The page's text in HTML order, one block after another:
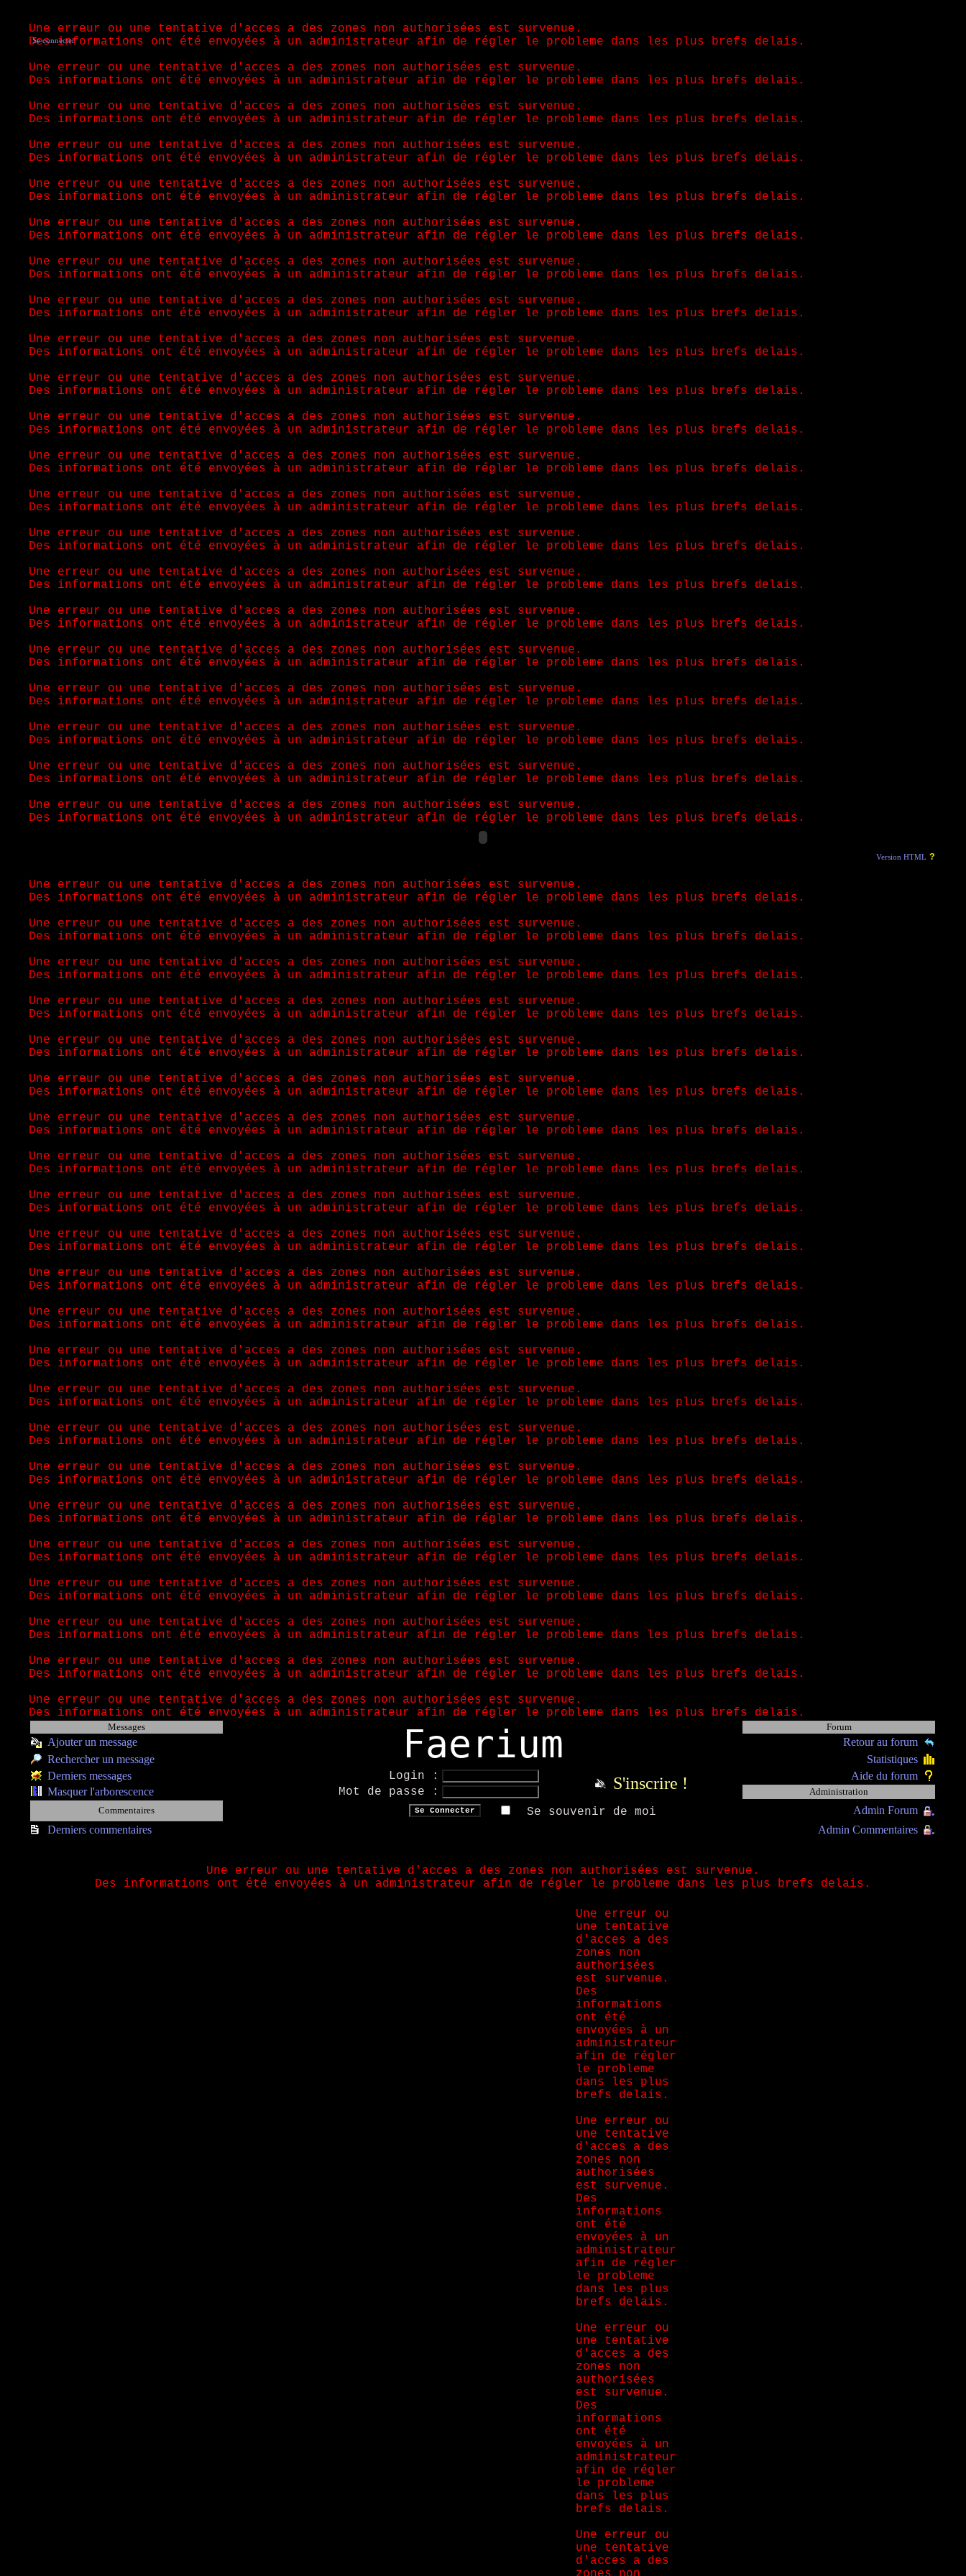
Une erreur ou une tentative d'acces a des zones non authorisées est survenue.
Des informations ont été envoyées à un administrateur afin de régler le probleme dans les plus brefs delais.
Une erreur ou une tentative d'acces a des zones non authorisées est survenue.
Des informations ont été envoyées à un administrateur afin de régler le probleme dans les plus brefs delais.
Une erreur ou une tentative d'acces a des zones non authorisées est survenue.
Des informations ont été envoyées à un administrateur afin de régler le probleme dans les plus brefs delais.
Une erreur ou une tentative d'acces a des zones non authorisées est survenue.
Des informations ont été envoyées à un administrateur afin de régler le probleme dans les plus brefs delais.
Une erreur ou une tentative d'acces a des zones non authorisées est survenue.
Des informations ont été envoyées à un administrateur afin de régler le probleme dans les plus brefs delais.
Une erreur ou une tentative d'acces a des zones non authorisées est survenue.
Des informations ont été envoyées à un administrateur afin de régler le probleme dans les plus brefs delais.
Une erreur ou une tentative d'acces a des zones non authorisées est survenue.
Des informations ont été envoyées à un administrateur afin de régler le probleme dans les plus brefs delais.
Une erreur ou une tentative d'acces a des zones non authorisées est survenue.
Des informations ont été envoyées à un administrateur afin de régler le probleme dans les plus brefs delais.
Une erreur ou une tentative d'acces a des zones non authorisées est survenue.
Des informations ont été envoyées à un administrateur afin de régler le probleme dans les plus brefs delais.
Une erreur ou une tentative d'acces a des zones non authorisées est survenue.
Des informations ont été envoyées à un administrateur afin de régler le probleme dans les plus brefs delais.
Une erreur ou une tentative d'acces a des zones non authorisées est survenue.
Des informations ont été envoyées à un administrateur afin de régler le probleme dans les plus brefs delais.
Une erreur ou une tentative d'acces a des zones non authorisées est survenue.
Des informations ont été envoyées à un administrateur afin de régler le probleme dans les plus brefs delais.
Une erreur ou une tentative d'acces a des zones non authorisées est survenue.
Des informations ont été envoyées à un administrateur afin de régler le probleme dans les plus brefs delais.
Une erreur ou une tentative d'acces a des zones non authorisées est survenue.
Des informations ont été envoyées à un administrateur afin de régler le probleme dans les plus brefs delais.
Une erreur ou une tentative d'acces a des zones non authorisées est survenue.
Des informations ont été envoyées à un administrateur afin de régler le probleme dans les plus brefs delais.
Une erreur ou une tentative d'acces a des zones non authorisées est survenue.
Des informations ont été envoyées à un administrateur afin de régler le probleme dans les plus brefs delais.
Une erreur ou une tentative d'acces a des zones non authorisées est survenue.
Des informations ont été envoyées à un administrateur afin de régler le probleme dans les plus brefs delais.
Une erreur ou une tentative d'acces a des zones non authorisées est survenue.
Des informations ont été envoyées à un administrateur afin de régler le probleme dans les plus brefs delais.
Une erreur ou une tentative d'acces a des zones non authorisées est survenue.
Des informations ont été envoyées à un administrateur afin de régler le probleme dans les plus brefs delais.
Une erreur ou une tentative d'acces a des zones non authorisées est survenue.
Des informations ont été envoyées à un administrateur afin de régler le probleme dans les plus brefs delais.
Une erreur ou une tentative d'acces a des zones non authorisées est survenue.
Des informations ont été envoyées à un administrateur afin de régler le probleme dans les plus brefs delais.
Se connecter
Version HTML ?
Une erreur ou une tentative d'acces a des zones non authorisées est survenue.
Des informations ont été envoyées à un administrateur afin de régler le probleme dans les plus brefs delais.
Une erreur ou une tentative d'acces a des zones non authorisées est survenue.
Des informations ont été envoyées à un administrateur afin de régler le probleme dans les plus brefs delais.
Une erreur ou une tentative d'acces a des zones non authorisées est survenue.
Des informations ont été envoyées à un administrateur afin de régler le probleme dans les plus brefs delais.
Une erreur ou une tentative d'acces a des zones non authorisées est survenue.
Des informations ont été envoyées à un administrateur afin de régler le probleme dans les plus brefs delais.
Une erreur ou une tentative d'acces a des zones non authorisées est survenue.
Des informations ont été envoyées à un administrateur afin de régler le probleme dans les plus brefs delais.
Une erreur ou une tentative d'acces a des zones non authorisées est survenue.
Des informations ont été envoyées à un administrateur afin de régler le probleme dans les plus brefs delais.
Une erreur ou une tentative d'acces a des zones non authorisées est survenue.
Des informations ont été envoyées à un administrateur afin de régler le probleme dans les plus brefs delais.
Une erreur ou une tentative d'acces a des zones non authorisées est survenue.
Des informations ont été envoyées à un administrateur afin de régler le probleme dans les plus brefs delais.
Une erreur ou une tentative d'acces a des zones non authorisées est survenue.
Des informations ont été envoyées à un administrateur afin de régler le probleme dans les plus brefs delais.
Une erreur ou une tentative d'acces a des zones non authorisées est survenue.
Des informations ont été envoyées à un administrateur afin de régler le probleme dans les plus brefs delais.
Une erreur ou une tentative d'acces a des zones non authorisées est survenue.
Des informations ont été envoyées à un administrateur afin de régler le probleme dans les plus brefs delais.
Une erreur ou une tentative d'acces a des zones non authorisées est survenue.
Des informations ont été envoyées à un administrateur afin de régler le probleme dans les plus brefs delais.
Une erreur ou une tentative d'acces a des zones non authorisées est survenue.
Des informations ont été envoyées à un administrateur afin de régler le probleme dans les plus brefs delais.
Une erreur ou une tentative d'acces a des zones non authorisées est survenue.
Des informations ont été envoyées à un administrateur afin de régler le probleme dans les plus brefs delais.
Une erreur ou une tentative d'acces a des zones non authorisées est survenue.
Des informations ont été envoyées à un administrateur afin de régler le probleme dans les plus brefs delais.
Une erreur ou une tentative d'acces a des zones non authorisées est survenue.
Des informations ont été envoyées à un administrateur afin de régler le probleme dans les plus brefs delais.
Une erreur ou une tentative d'acces a des zones non authorisées est survenue.
Des informations ont été envoyées à un administrateur afin de régler le probleme dans les plus brefs delais.
Une erreur ou une tentative d'acces a des zones non authorisées est survenue.
Des informations ont été envoyées à un administrateur afin de régler le probleme dans les plus brefs delais.
Une erreur ou une tentative d'acces a des zones non authorisées est survenue.
Des informations ont été envoyées à un administrateur afin de régler le probleme dans les plus brefs delais.
Une erreur ou une tentative d'acces a des zones non authorisées est survenue.
Des informations ont été envoyées à un administrateur afin de régler le probleme dans les plus brefs delais.
Une erreur ou une tentative d'acces a des zones non authorisées est survenue.
Des informations ont été envoyées à un administrateur afin de régler le probleme dans les plus brefs delais.
Une erreur ou une tentative d'acces a des zones non authorisées est survenue.
Des informations ont été envoyées à un administrateur afin de régler le probleme dans les plus brefs delais.
Messages Faerium Forum
Ajouter un message
Retour au forum
Rechercher un message
Statistiques
Derniers messages
Login : S'inscrire !
Aide du forum
Masquer l'arborescence
Mot de passe :
Administration
Commentaires
Se souvenir de moi
Admin Forum
Derniers commentaires
Admin Commentaires
Une erreur ou une tentative d'acces a des zones non authorisées est survenue.
Des informations ont été envoyées à un administrateur afin de régler le probleme dans les plus brefs delais.
Une erreur ou
une tentative
d'acces a des
zones non
authorisées
est survenue.
Des
informations
ont été
envoyées à un
administrateur
afin de régler
le probleme
dans les plus
brefs delais.
Une erreur ou
une tentative
d'acces a des
zones non
authorisées
est survenue.
Des
informations
ont été
envoyées à un
administrateur
afin de régler
le probleme
dans les plus
brefs delais.
Une erreur ou
une tentative
d'acces a des
zones non
authorisées
est survenue.
Des
informations
ont été
envoyées à un
administrateur
afin de régler
le probleme
dans les plus
brefs delais.
Une erreur ou
une tentative
d'acces a des